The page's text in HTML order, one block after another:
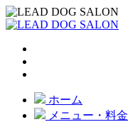
ホーム
メニュー・料金